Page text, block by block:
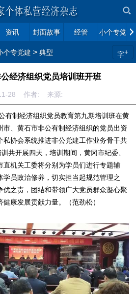
资讯 封面故事 经管 小个专党建
个专党建 > 典型 字+
经济组织党员培训班开班
28 作者: 来源:
制经济组织党员教育第九期培训班在黄
市、黄石市非公有制经济组织的党员出资
私协会系统推进非公党建工作业务骨干共
共开展四天，培训期间，黄冈市纪委、
直机关工委将分别为学员们进行专题辅
员政治修养，切实担当起规范管理之
优之责，团结和带领广大党员群众凝心聚
康发展贡献力量。（范劲松）